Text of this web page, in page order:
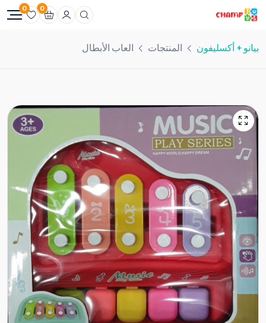
0
0
بيانو + أكسليفون المنتجات العاب الأبطال